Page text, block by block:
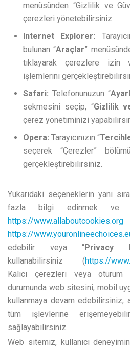
menüsünden “Gizlilik ve
çerezleri yönetebilirsiniz.
Internet Explorer:
bulunan “Araçlar”
tıklayarak çerezlere izin
işlemlerini
Safari: Telefonunuzun “
sekmesini seçip, “Gizlilik
çerez yönetiminizi
Opera: Tarayıcınızın “
seçerek “Çerezler”
gerçekleştirebilirsiniz.
Yukarıdaki seçeneklerin yanı
fazla bilgi edinmek ve
https://www.allaboutcookies.org
https://
edebilir veya “Privacy
kullanabilirsiniz (https://
Kalıcı çerezleri veya oturum
durumunda web sitesini, mobil
kullanmaya devam edebilirsiniz,
tüm işlevlerine
sağlayabilirsiniz.
Web sitemiz, kullanıcı